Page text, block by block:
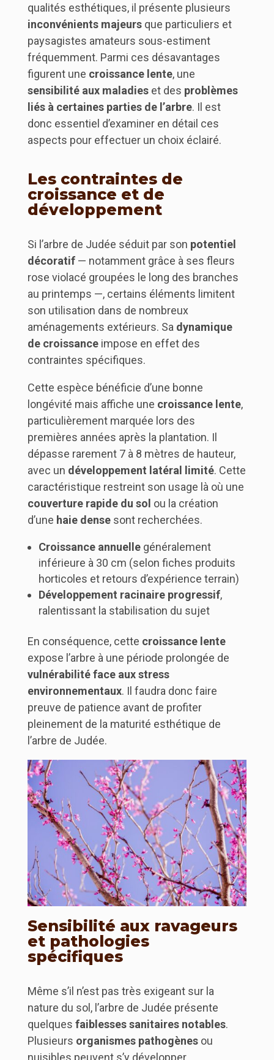
qualités esthétiques, il présente plusieurs
inconvénients majeursque particuliers et
paysagistes amateurs sous-estiment
fréquemment. Parmi ces désavantages
figurent une croissance lente, une
sensibilité aux maladieset des problèmes
liés à certaines parties de l’arbre. Il est
donc essentiel d’examiner en détail ces
aspects pour effectuer un choix éclairé.
Les contraintes de
croissance et de
développement
Si l’arbre de Judée séduit par son potentiel
décoratif— notamment grâce à ses fleurs
rose violacé groupées le long des branches
au printemps —, certains éléments limitent
son utilisation dans de nombreux
aménagements extérieurs. Sa dynamique
de croissanceimpose en effet des
contraintes spécifiques.
Cette espèce bénéficie d’une bonne
longévité mais affiche une croissance lente,
particulièrement marquée lors des
premières années après la plantation. Il
dépasse rarement 7 à 8 mètres de hauteur,
avec un développement latéral limité. Cette
caractéristique restreint son usage là où une
couverture rapide du sol ou la création
d’une haie densesont recherchées.
Croissance annuellegénéralement
inférieure à 30 cm (selon fiches produits
horticoles et retours d’expérience terrain)
Développement racinaire progressif,
ralentissant la stabilisation du sujet
En conséquence, cette croissance lente
expose l’arbre à une période prolongée de
vulnérabilité face aux stress
environnementaux. Il faudra donc faire
preuve de patience avant de profiter
pleinement de la maturité esthétique de
l’arbre de Judée.
Sensibilité aux ravageurs
et pathologies
spécifiques
Même s’il n’est pas très exigeant sur la
nature du sol, l’arbre de Judée présente
quelques faiblesses sanitaires notables.
Plusieurs organismes pathogènesou
nuisibles peuvent s’y développer,